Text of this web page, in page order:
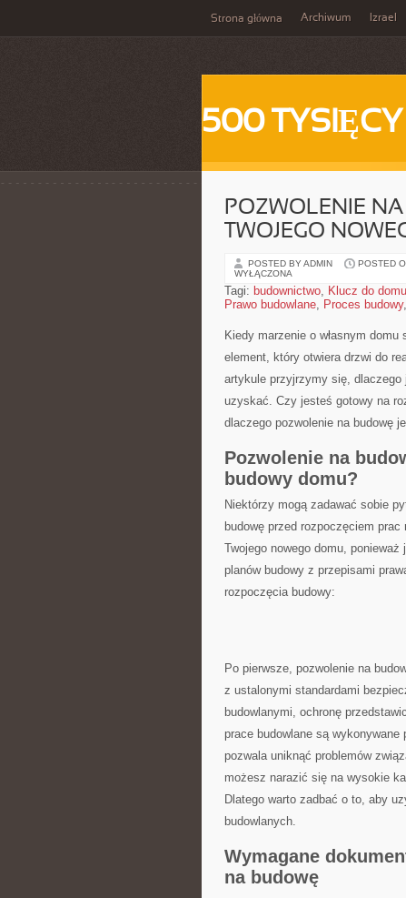
Strona główna Archiwum Izrael
500 TYSIĘCY
POZWOLENIE
TWOJEGO
POSTED BY ADMIN POSTED
WYŁĄCZONA
Tagi: budownictwo, Klucz do domu
Prawo budowlane, Proces budowy,
Kiedy marzenie o własnym
element,⁣ który otwiera drzwi​ do
artykule przyjrzymy się,​
uzyskać. Czy jesteś gotowy na
dlaczego pozwolenie⁣ na budowę
Pozwolenie na
budowy⁣ domu?
Niektórzy mogą zadawać sobie
⁣budowę przed rozpoczęciem
Twojego ⁢nowego domu,
planów budowy z⁤ przepisami
rozpoczęcia​ budowy:
Po ‍pierwsze, pozwolenie na⁣
z ustalonymi standardami
budowlanymi, ⁤ochronę
prace budowlane są wykonywane
pozwala ​uniknąć ‌problemów
możesz narazić się na wysokie
Dlatego warto zadbać‌ o to, aby
budowlanych.
Wymagane
na budowę